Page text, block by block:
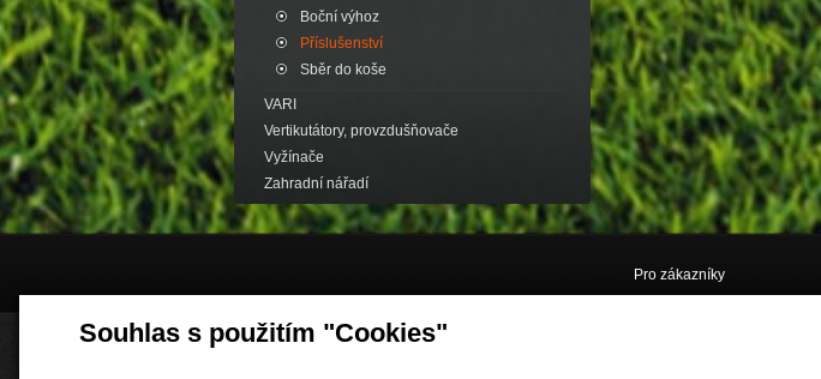
Souhlas s použitím "Cookies"
Boční výhoz
Příslušenství
Sběr do koše
VARI
Vertikutátory, provzdušňovače
Vyžínače
Zahradní nářadí
Pro zákazníky